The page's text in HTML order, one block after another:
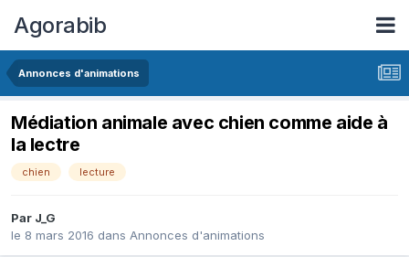
Agorabib
Annonces d'animations
Médiation animale avec chien comme aide à
la lectre
chien lecture
Par J_G
le 8 mars 2016 dans Annonces d'animations